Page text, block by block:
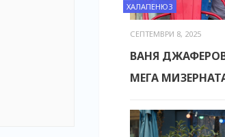
ХАЛАПЕНЮЗ
СЕПТЕМВРИ 8, 2025
ВАНЯ
МЕГА